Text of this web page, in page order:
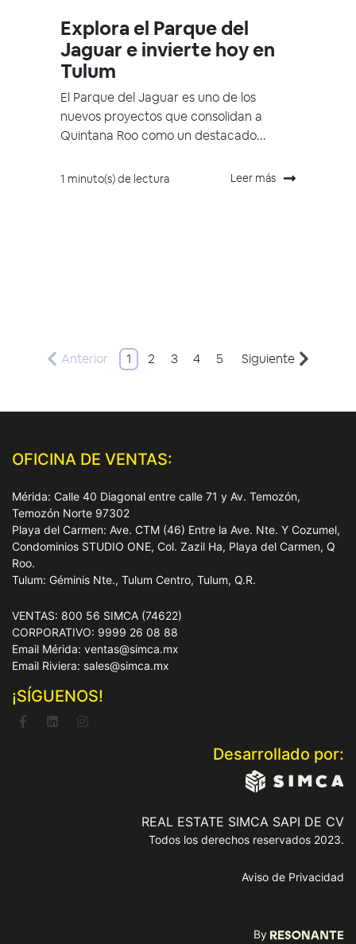
Explora el Parque del
Jaguar e invierte hoy en
Tulum
El Parque del Jaguar es uno de los
nuevos proyectos que consolidan a
Quintana Roo como un destacado...
1 minuto(s) de lectura Leer más
Anterior 1 2 3 4 5 Siguiente
OFICINA DE VENTAS:
Mérida: Calle 40 Diagonal entre calle 71 y Av. Temozón,
Temozón Norte 97302
Playa del Carmen: Ave. CTM (46) Entre la Ave. Nte. Y Cozumel,
Condominios STUDIO ONE, Col. Zazil Ha, Playa del Carmen, Q
Roo.
Tulum: Géminis Nte., Tulum Centro, Tulum, Q.R.
VENTAS: 800 56 SIMCA (74622)
CORPORATIVO: 9999 26 08 88
Email Mérida: ventas@simca.mx
Email Riviera: sales@simca.mx
¡SÍGUENOS!
Desarrollado por:
REAL ESTATE SIMCA SAPI DE CV
Todos los derechos reservados 2023.
Aviso de Privacidad
By